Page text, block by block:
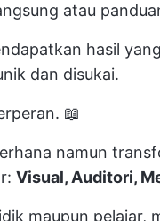
atau
hasil
dan disukai.
📖
namun
Visual, Auditori,
maupun pelajar,